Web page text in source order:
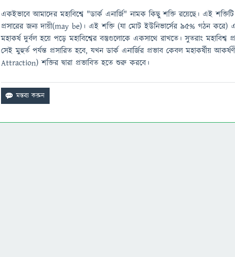
একইভাবে আমাদের মহাবিশ্বে "ডার্ক এনার্জি" নামক কিছু শক্তি রয়েছে। এই
প্রসারের জন্য দায়ী(may be)। এই শক্তি (যা মোট ইউনিভার্সের 95% গঠন করে)
মহাকর্ষ দুর্বল হয়ে পড়ে মহাবিশ্বের বস্তুগুলোকে একসাথে রাখতে। সুতরাং মহাবিশ্ব
সেই মুহুর্ত পর্যন্ত প্রসারিত হবে, যখন ডার্ক এনার্জির প্রভাব কেবল মহাকর্ষীয়
Attraction) শক্তির দ্বারা প্রভাবিত হতে শুরু করবে।